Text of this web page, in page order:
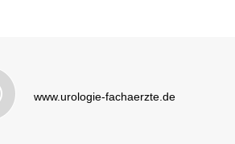
www.urologie-fachaerzte.de